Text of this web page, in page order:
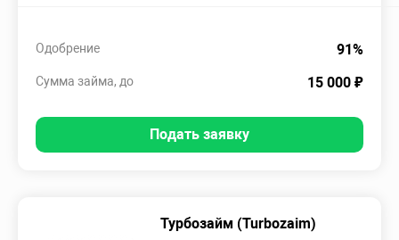
91%
Одобрение
15 000 ₽
Сумма займа, до
Подать заявку
Турбозайм (Turbozaim)